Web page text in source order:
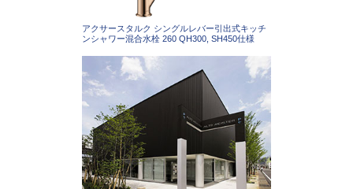
アクサースタルク シングルレバー引出式キッチ
ンシャワー混合水栓 260 QH300, SH450仕様